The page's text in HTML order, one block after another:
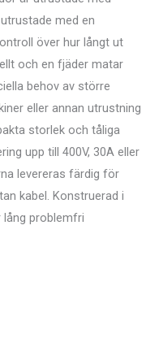
med en
över hur långt ut
och en fjäder matar
behov av större
eller annan utrustning
storlek och tåliga
upp till 400V, 30A eller
levereras färdig för
kabel. Konstruerad i
problemfri